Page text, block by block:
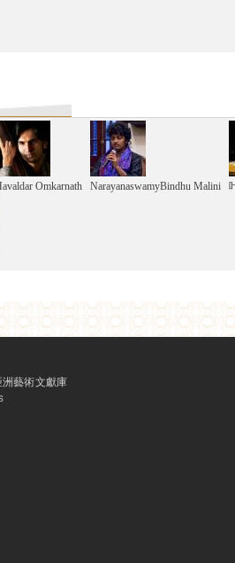
音樂演出與交流 2018 （香港）
音乐演出与交流（班加罗尔）
Omkarnath NarayanaswamyBindhu Malini
洲藝術文獻庫